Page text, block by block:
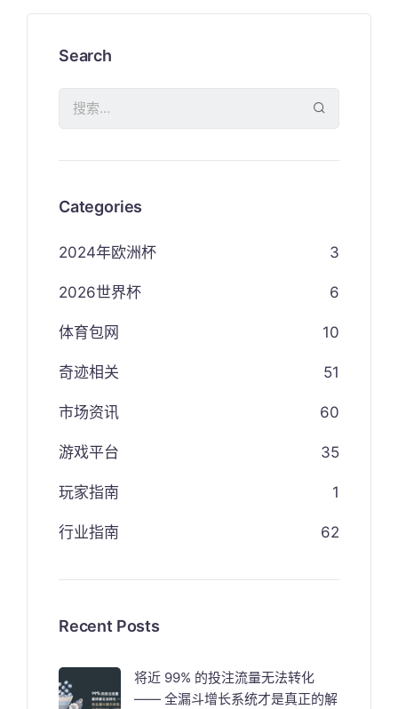
Search
Categories
2024年欧洲杯 3
2026世界杯 6
体育包网 10
奇迹相关 51
市场资讯 60
游戏平台 35
玩家指南 1
行业指南 62
Recent Posts
将近 99% 的投注流量无法转化
—— 全漏斗增长系统才是真正的解